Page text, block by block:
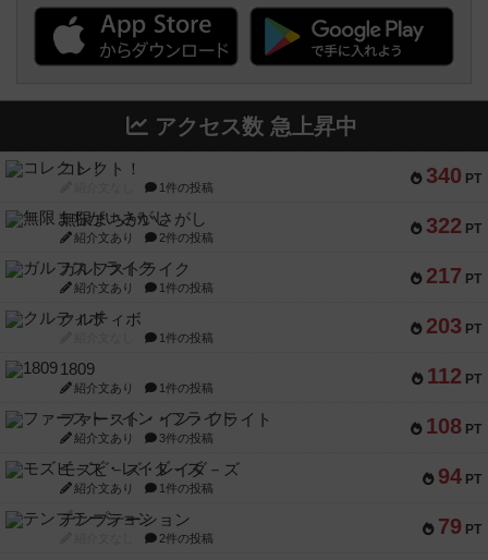
アクセス数 急上昇中
340 PT
コレクト！
1件の投稿
322 PT
無限まちがいさがし
紹介文あり 2件の投稿
217 PT
ガルフストライク
紹介文あり 1件の投稿
203 PT
クルティボ
1件の投稿
112 PT
1809
紹介文あり 1件の投稿
108 PT
ファースト・イン・フライト
紹介文あり 3件の投稿
94 PT
モズビ－ズ・レイダ－ズ
紹介文あり 1件の投稿
79 PT
テンプテーション
2件の投稿